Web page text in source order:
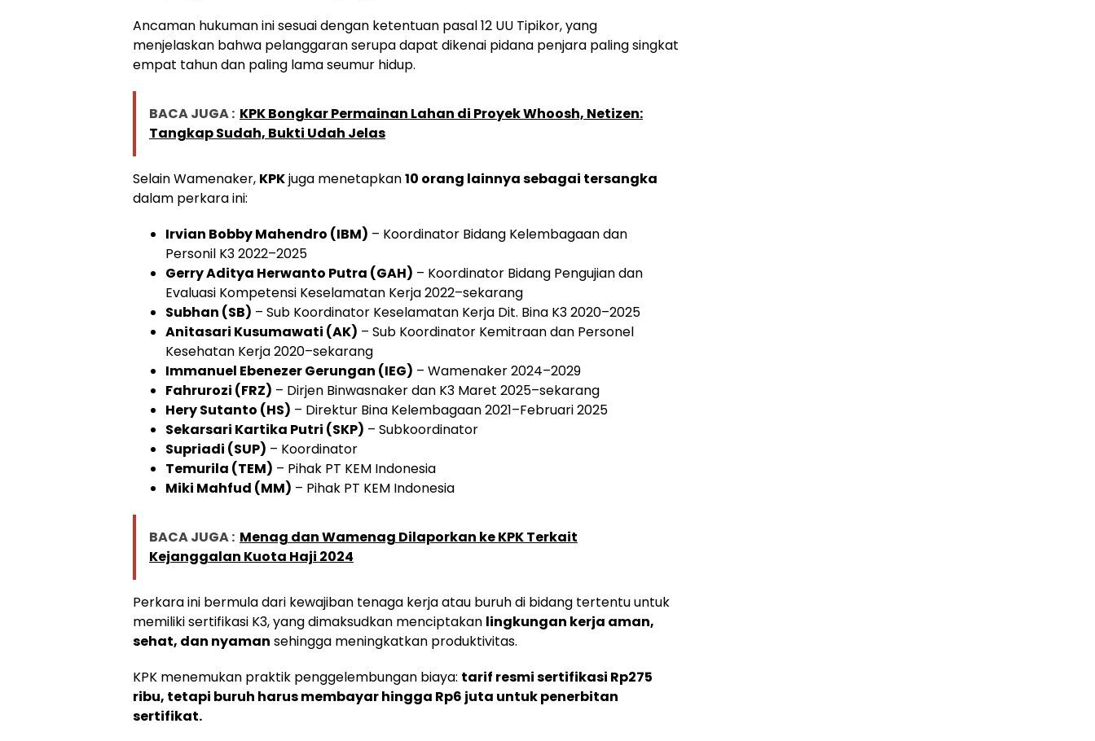
Ancaman hukuman ini sesuai dengan ketentuan pasal 12 UU Tipikor, yang
menjelaskan bahwa pelanggaran serupa dapat dikenai pidana penjara paling singkat
empat tahun dan paling lama seumur hidup.
BACA JUGA : KPK Bongkar Permainan Lahan di Proyek Whoosh, Netizen:
Tangkap Sudah, Bukti Udah Jelas
Selain Wamenaker, KPKjuga menetapkan10 orang lainnya sebagai tersangka
dalam perkara ini:
Irvian Bobby Mahendro (IBM) – Koordinator Bidang Kelembagaan dan
Personil K3 2022–2025
Gerry Aditya Herwanto Putra (GAH) – Koordinator Bidang Pengujian dan
Evaluasi Kompetensi Keselamatan Kerja 2022–sekarang
Subhan (SB) – Sub Koordinator Keselamatan Kerja Dit. Bina K3 2020–2025
Anitasari Kusumawati (AK) – Sub Koordinator Kemitraan dan Personel
Kesehatan Kerja 2020–sekarang
Immanuel Ebenezer Gerungan (IEG) – Wamenaker 2024–2029
Fahrurozi (FRZ) – Dirjen Binwasnaker dan K3 Maret 2025–sekarang
Hery Sutanto (HS) – Direktur Bina Kelembagaan 2021–Februari 2025
Sekarsari Kartika Putri (SKP) – Subkoordinator
Supriadi (SUP) – Koordinator
Temurila (TEM) – Pihak PT KEM Indonesia
Miki Mahfud (MM) – Pihak PT KEM Indonesia
BACA JUGA : Menag dan Wamenag Dilaporkan ke KPK Terkait
Kejanggalan Kuota Haji 2024
Perkara ini bermula dari kewajiban tenaga kerja atau buruh di bidang tertentu untuk
memiliki sertifikasi K3, yang dimaksudkan menciptakan lingkungan kerja aman,
sehat, dan nyaman sehingga meningkatkan produktivitas.
KPK menemukan praktik penggelembungan biaya: tarif resmi sertifikasi Rp275
ribu, tetapi buruh harus membayar hingga Rp6 juta untuk penerbitan
sertifikat.